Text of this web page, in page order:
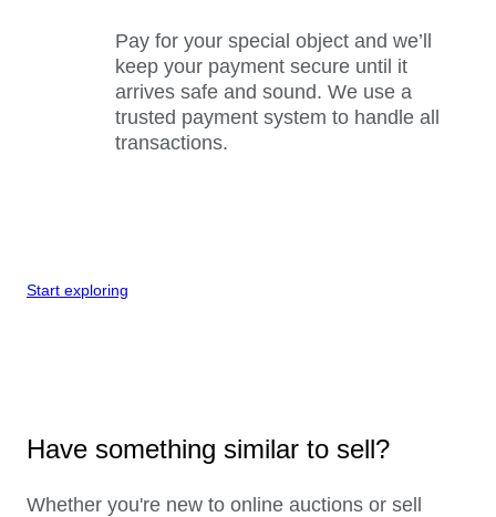
Pay for your special object and we’ll
keep your payment secure until it
arrives safe and sound. We use a
trusted payment system to handle all
transactions.
Start exploring
Have something similar to sell?
Whether you're new to online auctions or sell